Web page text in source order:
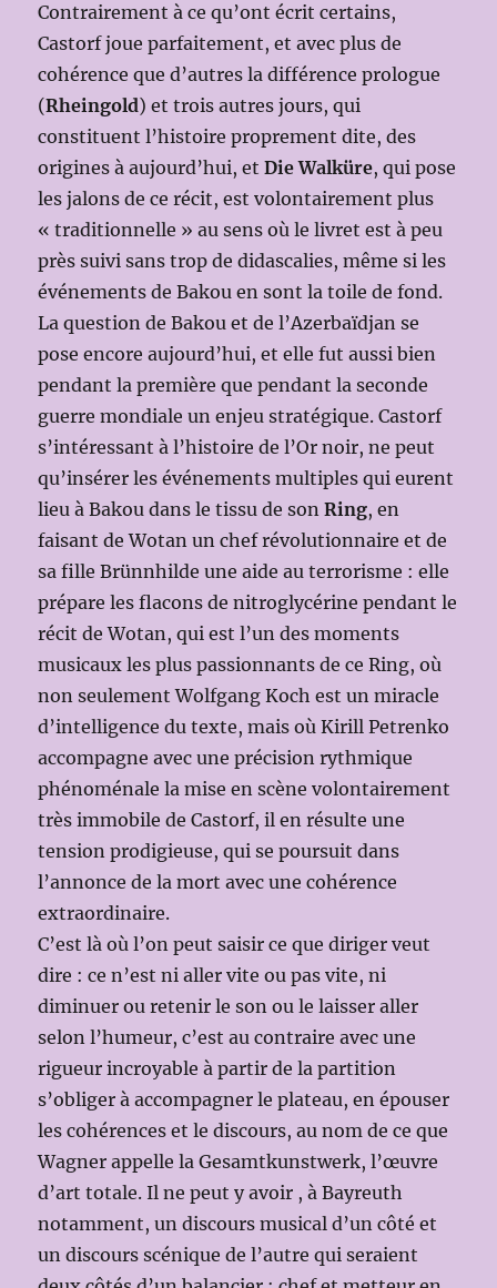
Contrairement à ce qu’ont écrit certains,
Castorf joue parfaitement, et avec plus de
cohérence que d’autres la différence prologue
(Rheingold) et trois autres jours, qui
constituent l’histoire proprement dite, des
origines à aujourd’hui, etDie Walküre, qui pose
les jalons de ce récit, est volontairement plus
« traditionnelle » au sens où le livret est à peu
près suivi sans trop de didascalies, même si les
événements de Bakou en sont la toile de fond.
La question de Bakou et de l’Azerbaïdjan se
pose encore aujourd’hui, et elle fut aussi bien
pendant la première que pendant la seconde
guerre mondiale un enjeu stratégique. Castorf
s’intéressant à l’histoire de l’Or noir, ne peut
qu’insérer les événements multiples qui eurent
lieu à Bakou dans le tissu de sonRing, en
faisant de Wotan un chef révolutionnaire et de
sa fille Brünnhilde une aide au terrorisme : elle
prépare les flacons de nitroglycérine pendant le
récit de Wotan, qui est l’un des moments
musicaux les plus passionnants de ce Ring, où
non seulement Wolfgang Koch est un miracle
d’intelligence du texte, mais où Kirill Petrenko
accompagne avec une précision rythmique
phénoménale la mise en scène volontairement
très immobile de Castorf, il en résulte une
tension prodigieuse, qui se poursuit dans
l’annonce de la mort avec une cohérence
extraordinaire.
C’est là où l’on peut saisir ce que diriger veut
dire : ce n’est ni aller vite ou pas vite, ni
diminuer ou retenir le son ou le laisser aller
selon l’humeur, c’est au contraire avec une
rigueur incroyable à partir de la partition
s’obliger à accompagner le plateau, en épouser
les cohérences et le discours, au nom de ce que
Wagner appelle la Gesamtkunstwerk, l’œuvre
d’art totale. Il ne peut y avoir , à Bayreuth
notamment, un discours musical d’un côté et
un discours scénique de l’autre qui seraient